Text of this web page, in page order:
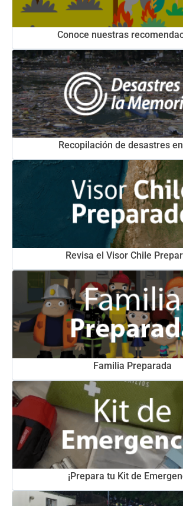
Conoce nuestras
Recopilación de desastres
Revisa el Visor Chile
Familia Preparada
¡Prepara tu Kit de